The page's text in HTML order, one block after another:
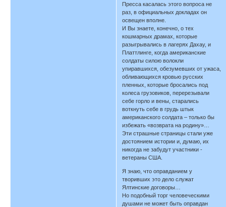
Пресса касалась этого вопроса не
раз, в официальных докладах он
освещен вполне.
И Вы знаете, конечно, о тех
кошмарных драмах, которые
разыгрывались в лагерях Дахау, и
Платтлинге, когда американские
солдаты силою волокли
упиравшихся, обезумевших от ужаса,
обливающихся кровью русских
пленных, которые бросались под
колеса грузовиков, перерезывали
себе горло и вены, старались
воткнуть себе в грудь штык
американского солдата – только бы
избежать «возврата на родину»…
Эти страшные страницы стали уже
достоянием истории и, думаю, их
никогда не забудут участники -
ветераны США.
Я знаю, что оправданием у
творивших это дело служат
Ялтинские договоры…
Но подобный торг человеческими
душами не может быть оправдан